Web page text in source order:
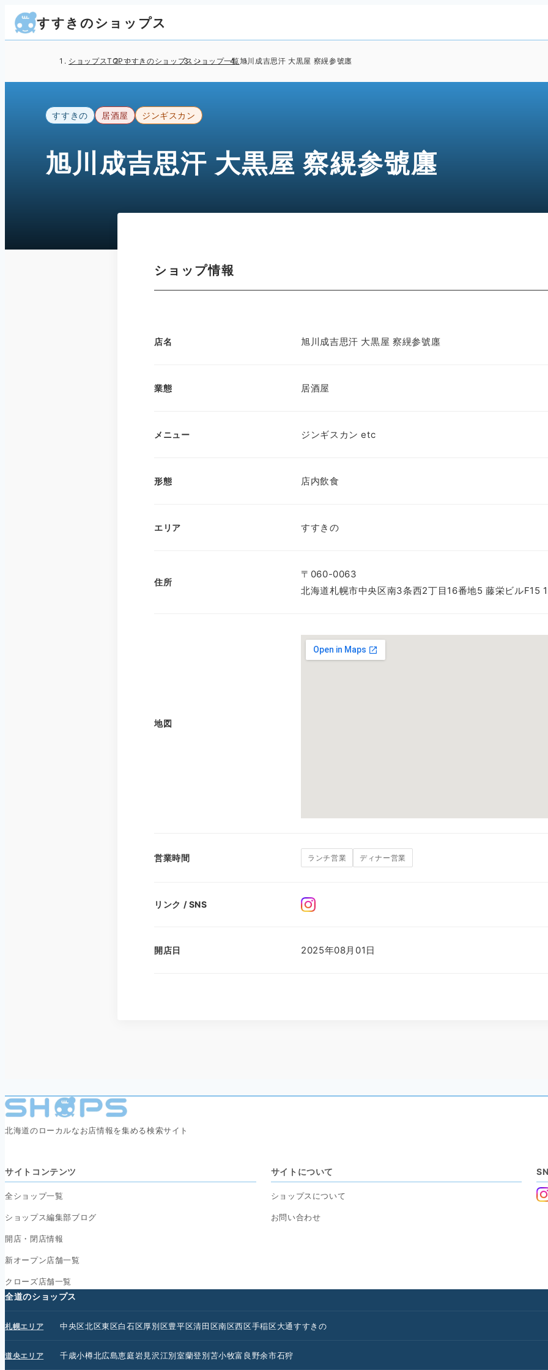
すすきのショップス
ショップスTOPすすきのショップス ショップ一覧旭川成吉思汗 大黒屋 察縨参號廛
すすきの 居酒屋 ジンギスカン
旭川成吉思汗 大黒屋 察縨参號廛
ショップ情報
店名 旭川成吉思汗 大黒屋 察縨参號廛
業態 居酒屋
メニュー ジンギスカン etc
形態 店内飲食
エリア すすきの
住所
〒060-0063
北海道札幌市中央区南3条西2丁目16番地5 藤栄ビルF15
地図
営業時間 ランチ営業 ディナー営業
リンク / SNS
開店日 2025年08月01日
北海道のローカルなお店情報を集める検索サイト
サイトコンテンツ
全ショップ一覧
ショップス編集部ブログ
開店・閉店情報
新オープン店舗一覧
クローズ店舗一覧
サイトについて
ショップスについて
お問い合わせ
全道のショップス
札幌エリア 中央区北区東区白石区厚別区豊平区清田区南区西区手稲区大通すすきの
道央エリア 千歳小樽北広島恵庭岩見沢江別室蘭登別苫小牧富良野余市石狩